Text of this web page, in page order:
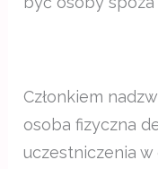
Członkiem
osoba fizyczna
uczestniczenia w